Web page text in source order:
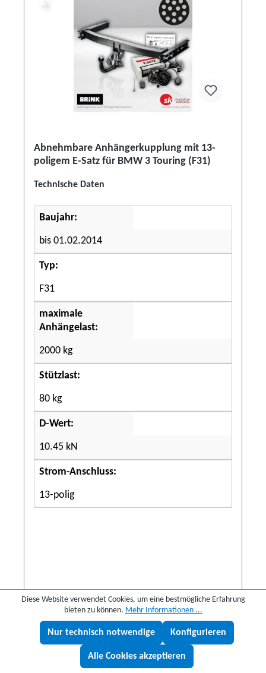
Abnehmbare Anhängerkupplung mit 13-
poligem E-Satz für BMW 3 Touring (F31)
Technische Daten
Baujahr:
bis 01.02.2014
Typ:
F31
maximale
Anhängelast:
2000 kg
Stützlast:
80 kg
D-Wert:
10.45 kN
Strom-Anschluss:
13-polig
706,86 € 942,48 € (25% gespart)
Diese Website verwendet Cookies, um eine bestmögliche Erfahrung
bieten zu können. Mehr Informationen ...
Nur technisch notwendige Konfigurieren
Alle Cookies akzeptieren
Lukas fragen